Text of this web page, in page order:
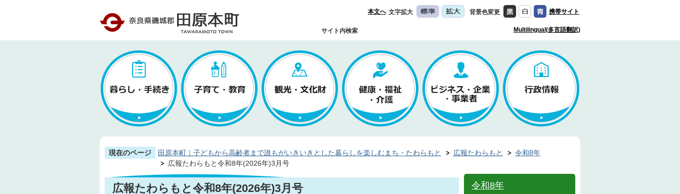
本文へ 文字拡大 背景色変更 携帯サイト
サイト内検索 Multilingual(多言語翻訳)
現在のページ 田原本町｜子どもから高齢者まで誰もがいきいきとした暮らしを楽しむまち・たわらもと 広報たわらもと
令和8年
広報たわらもと令和8年(2026年)3月号
広報たわらもと令和8年(2026年)3月号 令和8年